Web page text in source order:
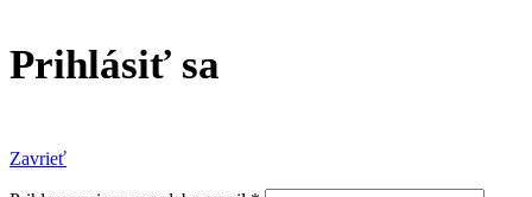
Prihlásiť sa
Zavrieť